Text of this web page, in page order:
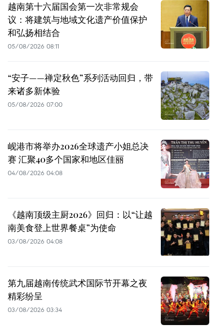
越南第十六届国会第一次非常规会
议：将建筑与地域文化遗产价值保护
和弘扬相结合
05/08/2026 08:11
“安子——禅定秋色”系列活动回归，带
来诸多新体验
05/08/2026 07:00
岘港市将举办2026全球遗产小姐总决
赛 汇聚40多个国家和地区佳丽
04/08/2026 04:08
《越南顶级主厨2026》回归：以“让越
南美食登上世界餐桌”为使命
03/08/2026 04:08
第九届越南传统武术国际节开幕之夜
精彩纷呈
03/08/2026 03:34